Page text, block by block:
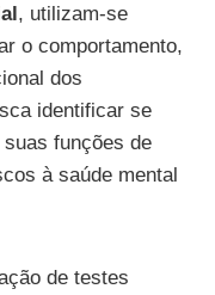
, utilizam-se
o comportamento,
dos
identificar se
funções de
à saúde mental
de testes